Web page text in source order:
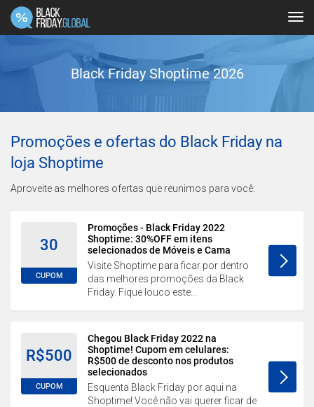
Black Friday Shoptime 2026
Promoções e ofertas do Black Friday na
loja Shoptime
Aproveite as melhores ofertas que reunimos para você:
30
CUPOM
Promoções - Black Friday 2022
Shoptime: 30%OFF em itens
selecionados de Móveis e Cama
Visite Shoptime para ficar por dentro
das melhores promoções da Black
Friday. Fique louco este...
R$500
CUPOM
Chegou Black Friday 2022 na
Shoptime! Cupom em celulares:
R$500 de desconto nos produtos
selecionados
Esquenta Black Friday por aqui na
Shoptime! Você não vai querer ficar de